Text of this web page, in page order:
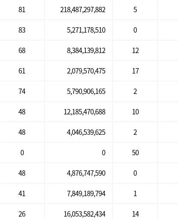
81 218,487,297,882 5
83 5,271,178,510 0
68 8,384,139,812 12
61 2,079,570,475 17
74 5,790,906,165 2
48 12,185,470,688 10
48 4,046,539,625 2
0 0 50
48 4,876,747,590 0
41 7,849,189,794 1
26 16,053,582,434 14